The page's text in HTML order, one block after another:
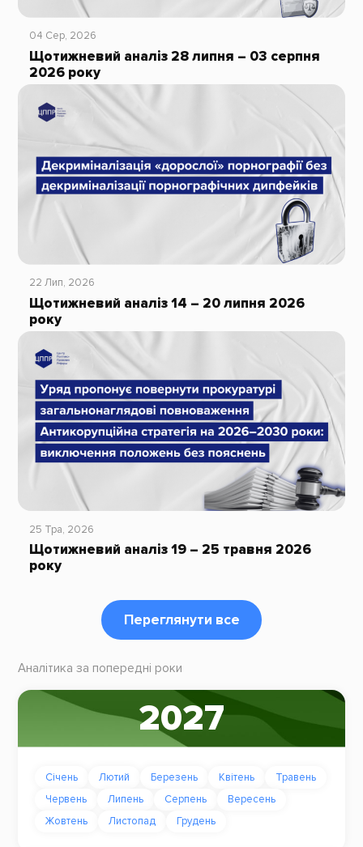
04 Сер, 2026
Щотижневий аналіз 28 липня – 03 серпня
2026 року
22 Лип, 2026
Щотижневий аналіз 14 – 20 липня 2026
року
25 Тра, 2026
Щотижневий аналіз 19 – 25 травня 2026
року
Переглянути все
Аналітика за попередні роки
2027
Січень Лютий Березень Квітень
Травень
Червень
Липень Серпень
Вересень
Жовтень
Листопад Грудень